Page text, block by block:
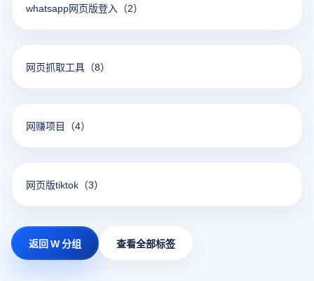
whatsapp网页版登入 （2）
网页抓取工具 （8）
网赚项目 （4）
网页版tiktok （3）
返回 W 分组 查看全部标签